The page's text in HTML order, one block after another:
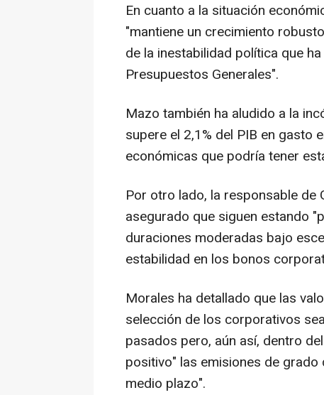
En cuanto a la situación
"mantiene un crecimiento
de la inestabilidad política que
Presupuestos Generales".
Mazo también ha aludido a la
supere el 2,1% del PIB en gasto
económicas que podría tener
Por otro lado, la responsable de
asegurado que siguen estando
duraciones moderadas bajo
estabilidad en los bonos
Morales ha detallado que las
selección de los corporativos
pasados pero, aún así, dentro
positivo" las emisiones de
medio plazo".